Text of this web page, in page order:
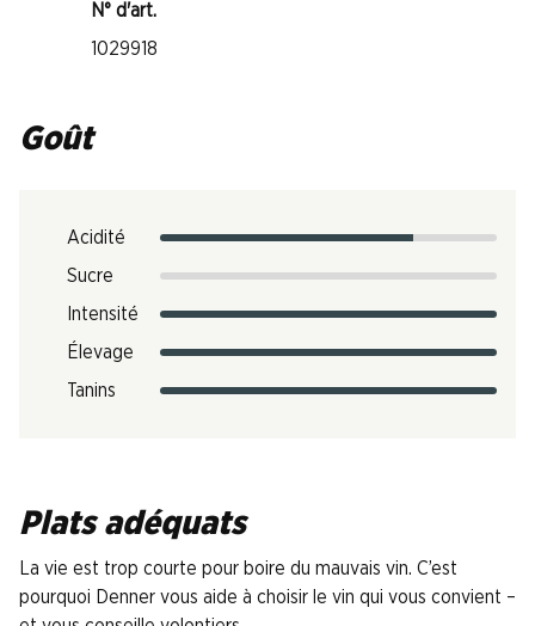
N° d'art.
1029918
Goût
Acidité
Sucre
Intensité
Élevage
Tanins
Plats adéquats
La vie est trop courte pour boire du mauvais vin. C’est
pourquoi Denner vous aide à choisir le vin qui vous convient –